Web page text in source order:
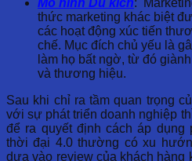
Mô hình Du kích:
thức marketing khác biệt
các hoạt động xúc tiến
chế. Mục đích chủ yếu là
làm họ bất ngờ, từ đó
và thương hiệu.
Sau khi chỉ ra tầm quan trọng
với sự phát triển doanh nghiệp
để ra quyết định cách áp dụng
thời đại 4.0 thường có xu
dựa vào review của khách hàng